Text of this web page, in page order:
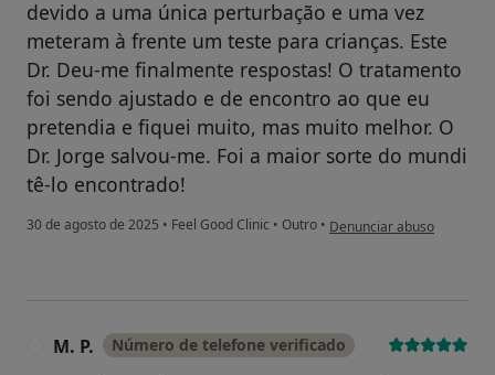
devido a uma única perturbação e uma vez
meteram à frente um teste para crianças. Este
Dr. Deu-me finalmente respostas! O tratamento
foi sendo ajustado e de encontro ao que eu
pretendia e fiquei muito, mas muito melhor. O
Dr. Jorge salvou-me. Foi a maior sorte do mundi
tê-lo encontrado!
30 de agosto de 2025 • Feel Good Clinic • Outro • na opinião do utilizador
Denunciar abuso
M. P. Número de telefone verificado